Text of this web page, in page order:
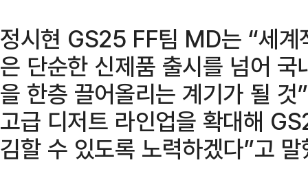
정시현 GS25 FF팀 MD는 “세계
은 단순한 신제품 출시를 넘어
을 한층 끌어올리는 계기가 될 것
고급 디저트 라인업을 확대해
김할 수 있도록 노력하겠다”고